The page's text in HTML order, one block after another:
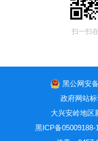
扫一扫
黑公网安
政府网站
大兴安岭地区
黑ICP备05009188-